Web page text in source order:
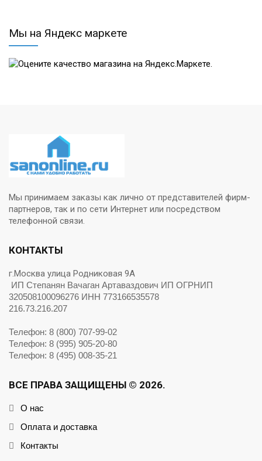
Мы на Яндекс маркете
Мы принимаем заказы как лично от представителей фирм-
партнеров, так и по сети Интернет или посредством
телефонной связи.
КОНТАКТЫ
г.Москва улица Родниковая 9А
ИП Степанян Вачаган Артаваздович ИП ОГРНИП
320508100096276 ИНН 773166535578
216.73.216.207
Телефон: 8 (800) 707-99-02
Телефон: 8 (995) 905-20-80
Телефон: 8 (495) 008-35-21
ВСЕ ПРАВА ЗАЩИЩЕНЫ © 2026.
О нас
Оплата и доставка
Контакты